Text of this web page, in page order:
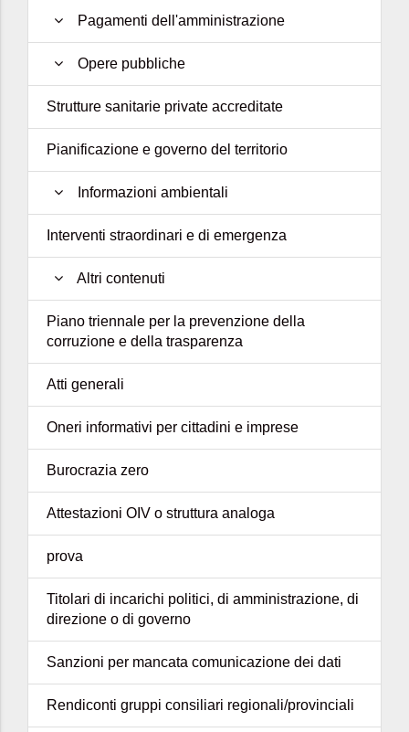
Pagamenti dell'amministrazione
Opere pubbliche
Strutture sanitarie private accreditate
Pianificazione e governo del territorio
Informazioni ambientali
Interventi straordinari e di emergenza
Altri contenuti
Piano triennale per la prevenzione della
corruzione e della trasparenza
Atti generali
Oneri informativi per cittadini e imprese
Burocrazia zero
Attestazioni OIV o struttura analoga
prova
Titolari di incarichi politici, di amministrazione, di
direzione o di governo
Sanzioni per mancata comunicazione dei dati
Rendiconti gruppi consiliari regionali/provinciali